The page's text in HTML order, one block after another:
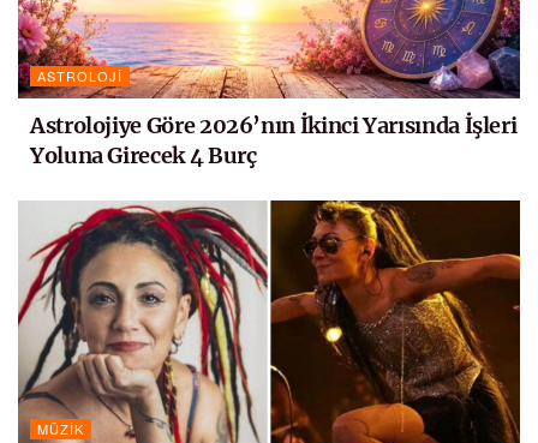
ASTROLOJI
Astrolojiye Göre 2026’nın İkinci Yarısında İşleri
Yoluna Girecek 4 Burç
MÜZIK